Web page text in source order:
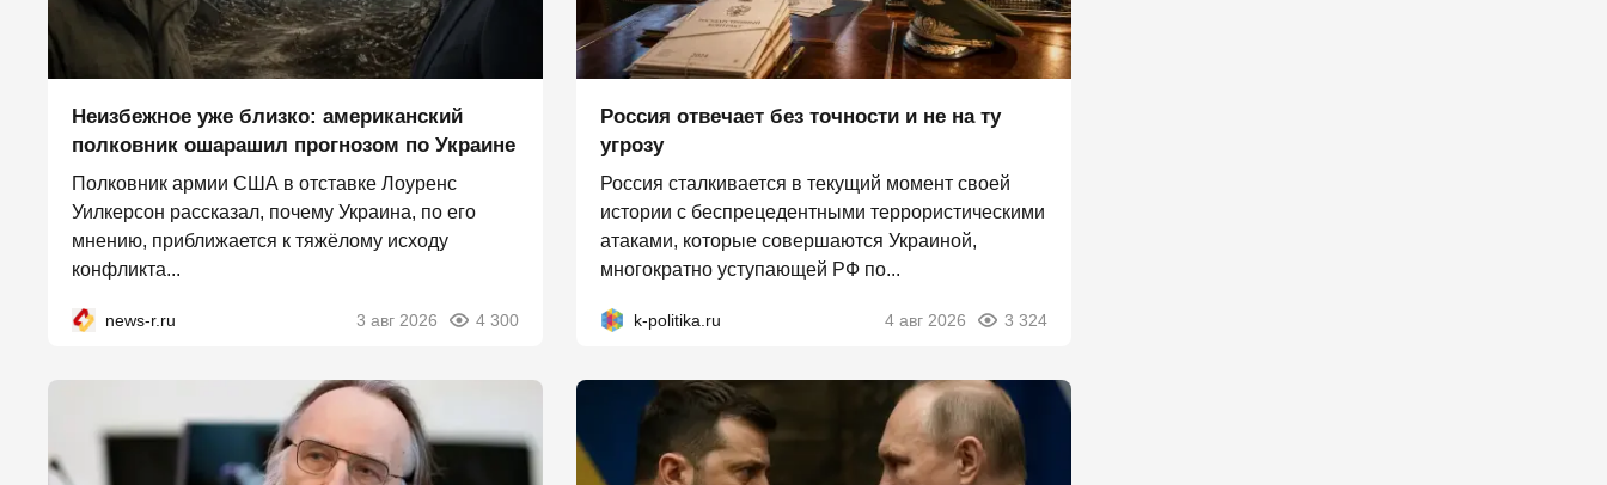
Неизбежное уже близко: американский
полковник ошарашил прогнозом по Украине
Полковник армии США в отставке Лоуренс
Уилкерсон рассказал, почему Украина, по его
мнению, приближается к тяжёлому исходу
конфликта...
news-r.ru 3 авг 2026 4 300
Россия отвечает без точности и не на ту
угрозу
Россия сталкивается в текущий момент своей
истории с беспрецедентными террористическими
атаками, которые совершаются Украиной,
многократно уступающей РФ по...
k-politika.ru 4 авг 2026 3 324